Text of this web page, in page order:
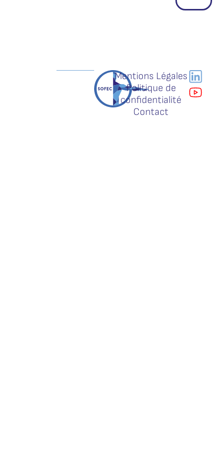
Mentions Légales
Politique de
confidentialité
Contact